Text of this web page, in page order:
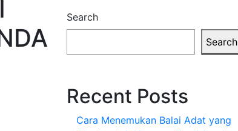
Search
Search
Recent Posts
Cara Menemukan Balai Adat yang